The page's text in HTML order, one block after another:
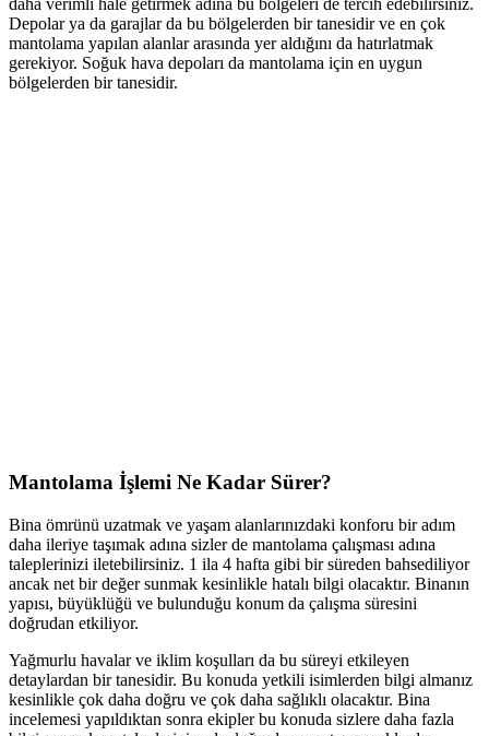
daha verimli hale getirmek adına bu bölgeleri de tercih edebilirsiniz.
Depolar ya da garajlar da bu bölgelerden bir tanesidir ve en çok
mantolama yapılan alanlar arasında yer aldığını da hatırlatmak
gerekiyor. Soğuk hava depoları da mantolama için en uygun
bölgelerden bir tanesidir.
Mantolama İşlemi Ne Kadar Sürer?
Bina ömrünü uzatmak ve yaşam alanlarınızdaki konforu bir adım
daha ileriye taşımak adına sizler de mantolama çalışması adına
taleplerinizi iletebilirsiniz. 1 ila 4 hafta gibi bir süreden bahsediliyor
ancak net bir değer sunmak kesinlikle hatalı bilgi olacaktır. Binanın
yapısı, büyüklüğü ve bulunduğu konum da çalışma süresini
doğrudan etkiliyor.
Yağmurlu havalar ve iklim koşulları da bu süreyi etkileyen
detaylardan bir tanesidir. Bu konuda yetkili isimlerden bilgi almanız
kesinlikle çok daha doğru ve çok daha sağlıklı olacaktır. Bina
incelemesi yapıldıktan sonra ekipler bu konuda sizlere daha fazla